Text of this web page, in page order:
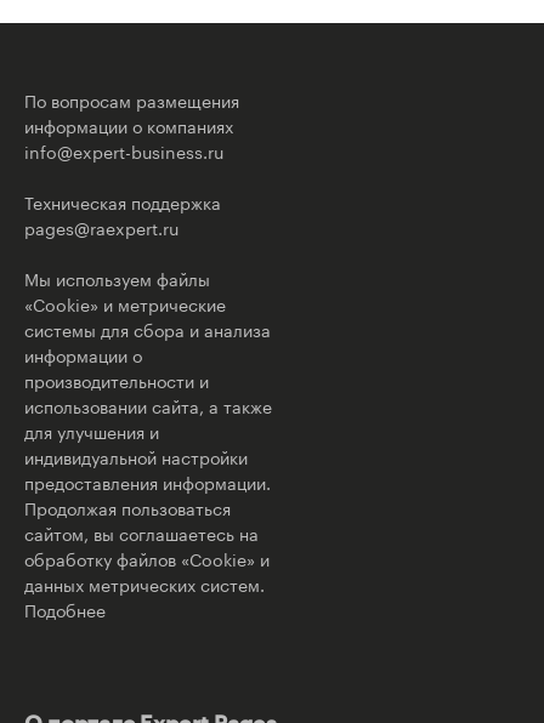
По вопросам размещения
информации о компаниях
info@expert-business.ru
Техническая поддержка
pages@raexpert.ru
Мы используем файлы
«Cookie» и метрические
системы для сбора и анализа
информации о
производительности и
использовании сайта, а также
для улучшения и
индивидуальной настройки
предоставления информации.
Продолжая пользоваться
сайтом, вы соглашаетесь на
обработку файлов «Cookie» и
данных метрических систем.
Подобнее